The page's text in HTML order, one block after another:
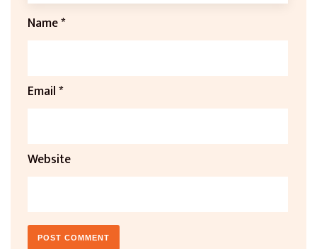
Name*
Email*
Website